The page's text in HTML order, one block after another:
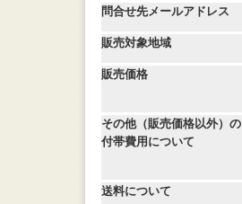
問合せ先メールアドレス
販売対象地域
販売価格
その他（販売価格以外）の
付帯費用について
送料について